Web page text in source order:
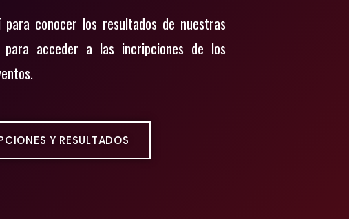
para conocer los resultados de nuestras
acceder a las incripciones de los
Y RESULTADOS